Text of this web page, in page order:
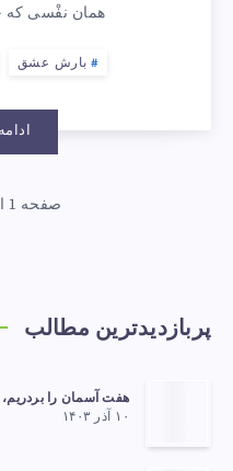
همان نفْسی که
بارش عشق
صفحه 1 از 2
پربازدیدترین مطالب
هفت آسمان را بردریم،
۱۰ آذر ۱۴۰۳